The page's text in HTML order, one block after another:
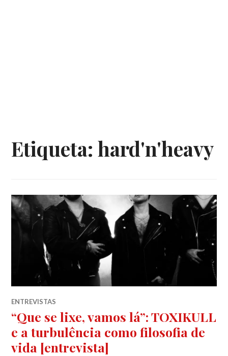
Etiqueta:hard'n'heavy
ENTREVISTAS
“Que se lixe, vamos lá”: TOXIKULL
e a turbulência como filosofia de
vida [entrevista]